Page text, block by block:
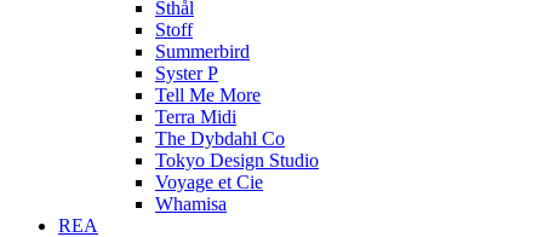
Sthål
Stoff
Summerbird
Syster P
Tell Me More
Terra Midi
The Dybdahl Co
Tokyo Design Studio
Voyage et Cie
Whamisa
REA